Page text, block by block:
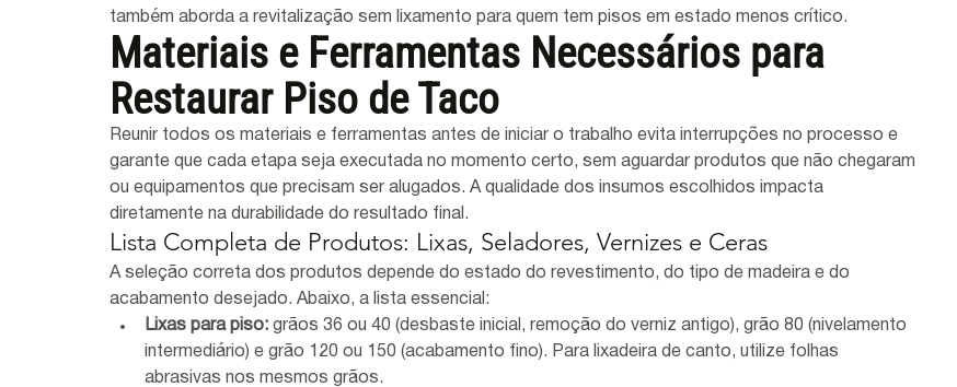
também aborda a revitalização sem lixamento para quem tem pisos em estado menos crítico.
Materiais e Ferramentas Necessários para
Restaurar Piso de Taco
Reunir todos os materiais e ferramentas antes de iniciar o trabalho evita interrupções no processo e
garante que cada etapa seja executada no momento certo, sem aguardar produtos que não chegaram
ou equipamentos que precisam ser alugados. A qualidade dos insumos escolhidos impacta
diretamente na durabilidade do resultado final.
Lista Completa de Produtos: Lixas, Seladores, Vernizes e Ceras
A seleção correta dos produtos depende do estado do revestimento, do tipo de madeira e do
acabamento desejado. Abaixo, a lista essencial:
Lixas para piso: grãos 36 ou 40 (desbaste inicial, remoção do verniz antigo), grão 80 (nivelamento
intermediário) e grão 120 ou 150 (acabamento fino). Para lixadeira de canto, utilize folhas
abrasivas nos mesmos grãos.